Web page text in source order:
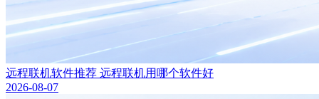
远程联机软件推荐 远程联机用哪个软件好
2026-08-07